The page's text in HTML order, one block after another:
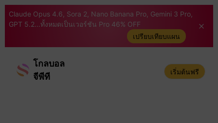
Claude Opus 4.6, Sora 2, Nano Banana Pro, Gemini 3 Pro,
GPT 5.2...ทั้งหมดเป็นเวอร์ชัน Pro 46% OFF
เปรียบเทียบแผน
โกลบอล
จีพีที
เริ่มต้นฟรี